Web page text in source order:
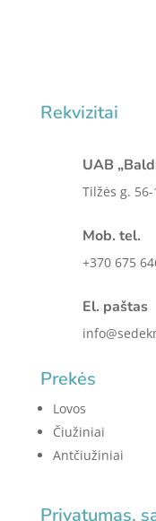
Rekvizitai
UAB
Tilžės g.
Mob. tel.
+370 675
El. paštas
Prekės
Lovos
Čiužiniai
Antčiužiniai
Privatumas,